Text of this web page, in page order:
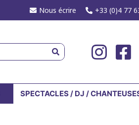
Nous écrire +33 (0)4 77
SPECTACLES / DJ /